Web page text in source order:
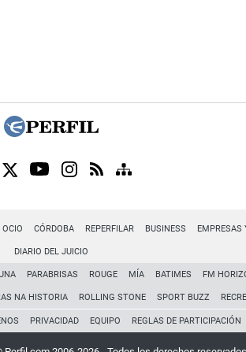
OCIO CÓRDOBA REPERFILAR BUSINESS EMPRESAS
DIARIO DEL JUICIO
PARABRISAS ROUGE MÍA BATIMES FM
NA HISTORIA ROLLING STONE SPORT BUZZ
PRIVACIDAD EQUIPO REGLAS DE PARTICIPACIÓN